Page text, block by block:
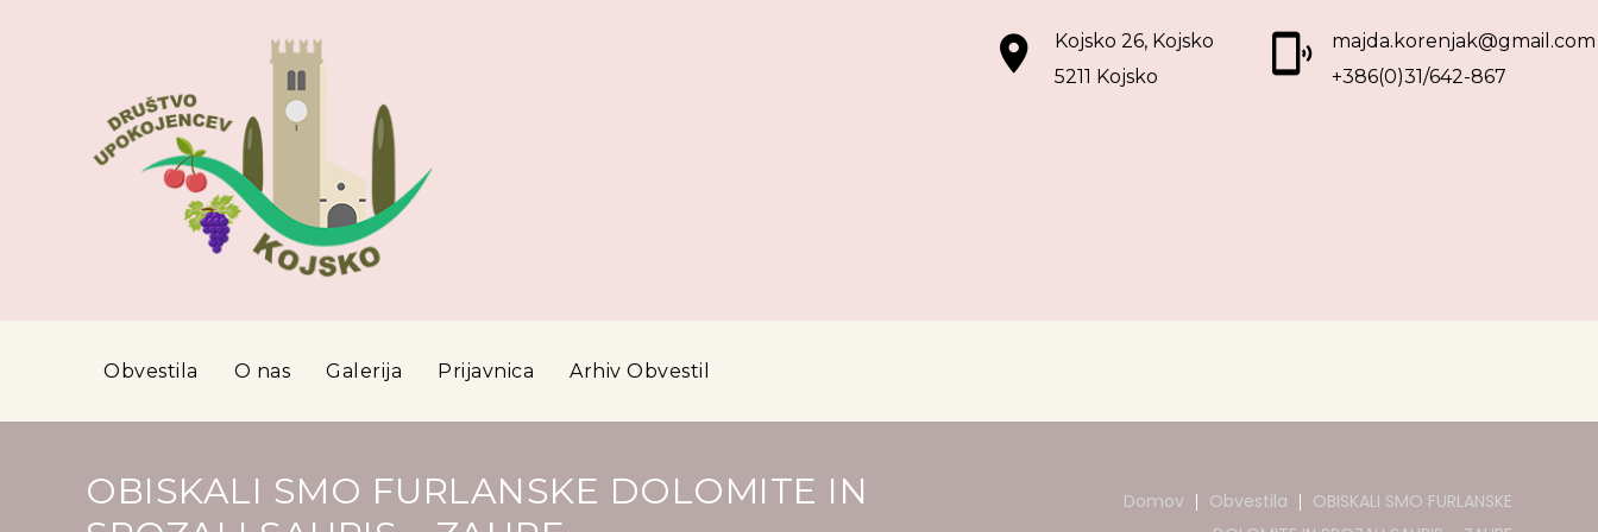
Kojsko 26, Kojsko
5211 Kojsko
majda.korenjak@gmail.com
+386(0)31/642-867
Obvestila O nas Galerija Prijavnica Arhiv Obvestil
OBISKALI SMO FURLANSKE DOLOMITE IN
Domov Obvestila
OBISKALI SMO FURLANSKE